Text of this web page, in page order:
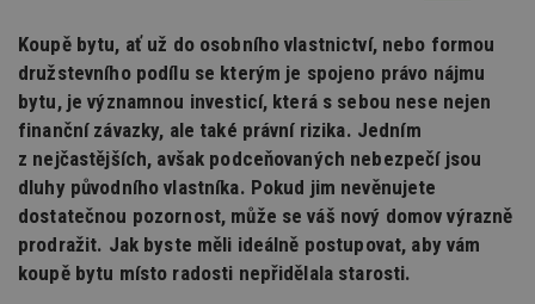
Koupě bytu, ať už do osobního vlastnictví, nebo formou
družstevního podílu se kterým je spojeno právo nájmu
bytu, je významnou investicí, která s sebou nese nejen
finanční závazky, ale také právní rizika. Jedním
z nejčastějších, avšak podceňovaných nebezpečí jsou
dluhy původního vlastníka. Pokud jim nevěnujete
dostatečnou pozornost, může se váš nový domov výrazně
prodražit. Jak byste měli ideálně postupovat, aby vám
koupě bytu místo radosti nepřidělala starosti.